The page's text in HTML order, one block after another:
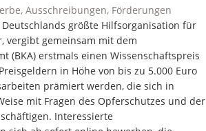
Ausschreibungen, Förderungen
Deutschlands größte Hilfsorganisation für
vergibt gemeinsam mit dem
(BKA) erstmals einen Wissenschaftspreis
in Höhe von bis zu 5.000 Euro
prämiert werden, die sich in
mit Fragen des Opferschutzes und der
Interessierte